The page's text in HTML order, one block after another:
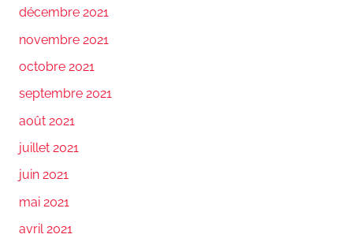
décembre 2021
novembre 2021
octobre 2021
septembre 2021
août 2021
juillet 2021
juin 2021
mai 2021
avril 2021